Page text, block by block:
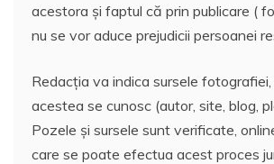
acestora și faptul că prin publicare (
nu se vor aduce prejudicii persoanei
Redacția va indica sursele
acestea se cunosc (autor, site, blog,
Pozele și sursele sunt verificate,
care se poate efectua acest proces